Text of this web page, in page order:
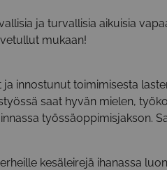
ja turvallisia aikuisia
mukaan!
innostunut toimimisesta
saat hyvän mielen,
työssäoppimisjakson.
kesäleirejä ihanassa